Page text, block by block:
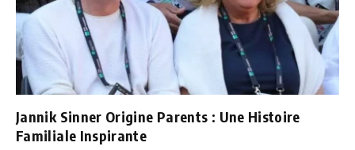
Jannik Sinner Origine Parents : Une Histoire
Familiale Inspirante